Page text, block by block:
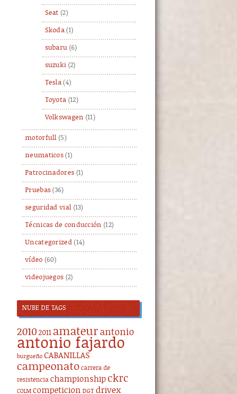
Seat (2)
Skoda (1)
subaru (6)
suzuki (2)
Tesla (4)
Toyota (12)
Volkswagen (11)
motorfull (5)
neumaticos (1)
Patrocinadores (1)
Pruebas (36)
seguridad vial (13)
Técnicas de conducción (12)
Uncategorized(14)
vídeo (60)
videojuegos (2)
NUBE DE TAGS
20102011 amateur antonio
antonio fajardo
burgueño CABANILLAS
campeonato carrera de
resistencia championship ckrc
COLM competicion DGT drivex